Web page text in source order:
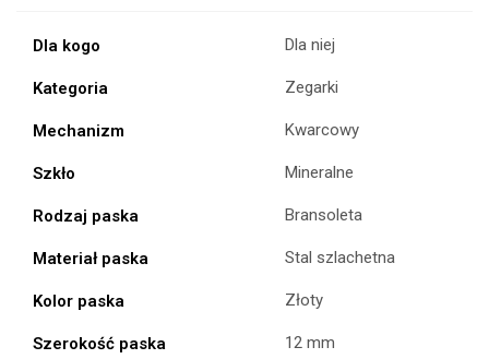
Dla kogo Dla niej
Kategoria Zegarki
Mechanizm Kwarcowy
Szkło Mineralne
Rodzaj paska Bransoleta
Materiał paska Stal szlachetna
Kolor paska Złoty
Szerokość paska 12 mm